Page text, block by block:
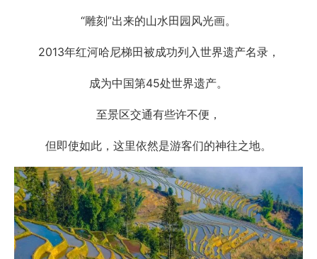
“雕刻”出来的山水田园风光画。
2013年红河哈尼梯田被成功列入世界遗产名录，
成为中国第45处世界遗产。
至景区交通有些许不便，
但即使如此，这里依然是游客们的神往之地。